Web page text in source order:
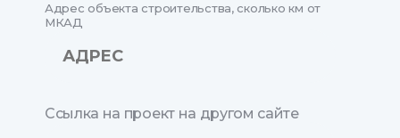
Адрес объекта строительства, сколько км от
МКАД
Ссылка на проект на другом сайте